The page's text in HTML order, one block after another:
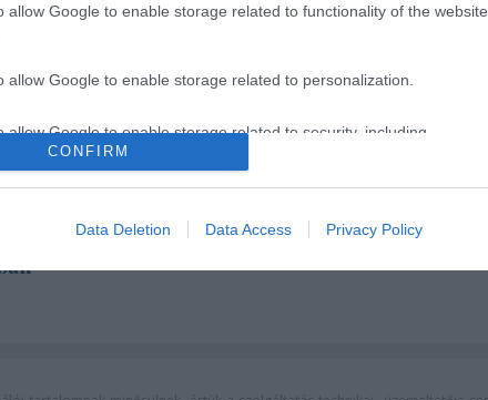
allow Google to enable storage related to functionality of the website
allow Google to enable storage related to personalization.
allow Google to enable storage related to security, including
functionality and fraud prevention, and other user protection.
CONFIRM
Data Deletion Data Access Privacy Policy
a
felemelő érzés"